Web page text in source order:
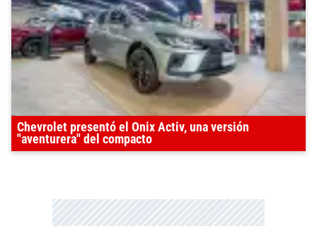
Chevrolet presentó el Onix Activ, una versión
"aventurera" del compacto